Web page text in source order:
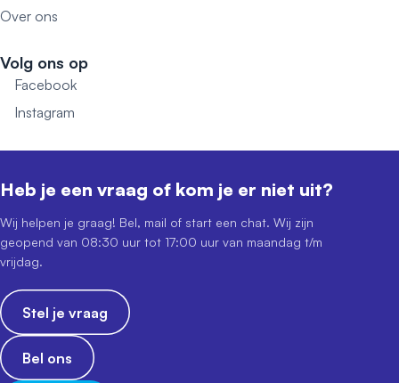
Over ons
Volg ons op
Facebook
Instagram
Heb je een vraag of kom je er niet uit?
Wij helpen je graag! Bel, mail of start een chat. Wij zijn
geopend van 08:30 uur tot 17:00 uur van maandag t/m
vrijdag.
Stel je vraag
Bel ons